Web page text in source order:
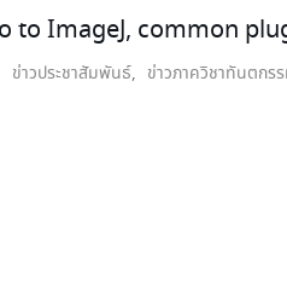
to ImageJ, common
ข่าวประชาสัมพันธ์, ข่าวภาควิชาทันตกร